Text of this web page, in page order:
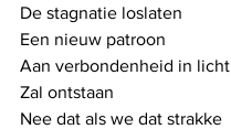
De stagnatie loslaten
Een nieuw patroon
Aan verbondenheid in licht
Zal ontstaan
Nee dat als we dat strakke